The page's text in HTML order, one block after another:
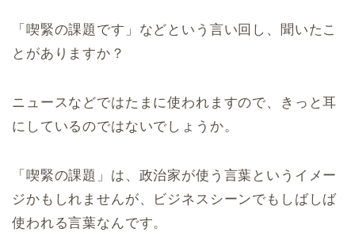
「喫緊の課題です」などという言い回し、聞いたこ
とがありますか？
ニュースなどではたまに使われますので、きっと耳
にしているのではないでしょうか。
「喫緊の課題」は、政治家が使う言葉というイメー
ジかもしれませんが、ビジネスシーンでもしばしば
使われる言葉なんです。